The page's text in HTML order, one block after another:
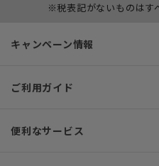
※税表記がないものはす
キャンペーン情報
ご利用ガイド
便利なサービス